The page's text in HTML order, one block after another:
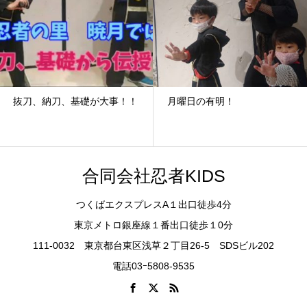
抜刀、納刀、基礎が大事！！ 月曜日の有明！
合同会社忍者KIDS
つくばエクスプレスA１出口徒歩4分
東京メトロ銀座線１番出口徒歩１0分
111-0032 東京都台東区浅草２丁目26-5 SDSビル202
電話03ｰ5808-9535